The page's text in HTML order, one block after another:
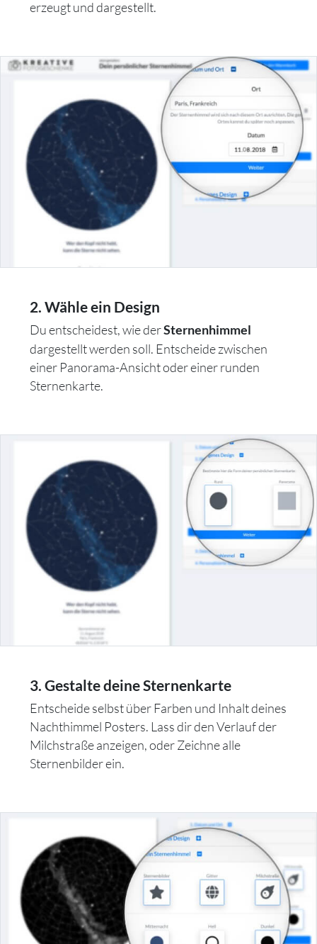
erzeugt und dargestellt.
2. Wähle ein Design
Du entscheidest, wie derSternenhimmel
dargestellt werden soll. Entscheide zwischen
einer Panorama-Ansicht oder einer runden
Sternenkarte.
3. Gestalte deine Sternenkarte
Entscheide selbst über Farben und Inhalt deines
Nachthimmel Posters. Lass dir den Verlauf der
Milchstraße anzeigen, oder Zeichne alle
Sternenbilder ein.